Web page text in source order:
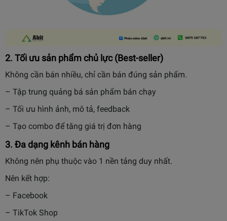
2. Tối ưu sản phẩm chủ lực (Best-seller)
Không cần bán nhiều, chỉ cần bán đúng sản phẩm.
– Tập trung quảng bá sản phẩm bán chạy
– Tối ưu hình ảnh, mô tả, feedback
– Tạo combo để tăng giá trị đơn hàng
3. Đa dạng kênh bán hàng
Không nên phụ thuộc vào 1 nền tảng duy nhất.
Nên kết hợp:
– Facebook
– TikTok Shop